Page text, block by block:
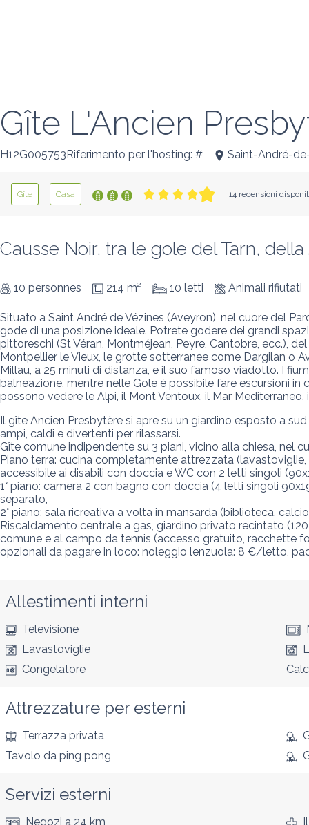
Gîte L'Ancien
H12G005753Riferimento per l'hosting: # Saint-André-
Gîte Casa 14 recensioni
Causse Noir, tra le gole del Tarn,
10 personnes 214 m² 10 letti Animali rifiutati
Situato a Saint André de Vézines (Aveyron), nel cuore del
gode di una posizione ideale. Potrete godere dei grandi
pittoreschi (St Véran, Montméjean, Peyre, Cantobre, ecc.),
Montpellier le Vieux, le grotte sotterranee come Dargilan o
Millau, a 25 minuti di distanza, e il suo famoso viadotto. I
balneazione, mentre nelle Gole è possibile fare escursioni
possono vedere le Alpi, il Mont Ventoux, il Mar
Il gîte Ancien Presbytère si apre su un giardino esposto a
ampi, caldi e divertenti per rilassarsi.
Gîte comune indipendente su 3 piani, vicino alla chiesa, nel
Piano terra: cucina completamente attrezzata
accessibile ai disabili con doccia e WC con 2 letti singoli
1° piano: camera 2 con bagno con doccia (4 letti singoli
separato,
2° piano: sala ricreativa a volta in mansarda (biblioteca,
Riscaldamento centrale a gas, giardino privato recintato
comune e al campo da tennis (accesso gratuito, racchette
opzionali da pagare in loco: noleggio lenzuola: 8 €/letto,
Allestimenti interni
Televisione
Lavastoviglie
Congelatore
Attrezzature per esterni
Terrazza privata
Tavolo da ping pong
Servizi esterni
Negozi a 24 km